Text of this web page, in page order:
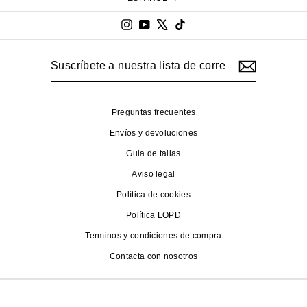
InstagramYouTube
lista
Preguntas frecuentes
Envíos y devoluciones
Guia de tallas
Aviso legal
Política de cookies
Política LOPD
Terminos y condiciones de compra
Contacta con nosotros